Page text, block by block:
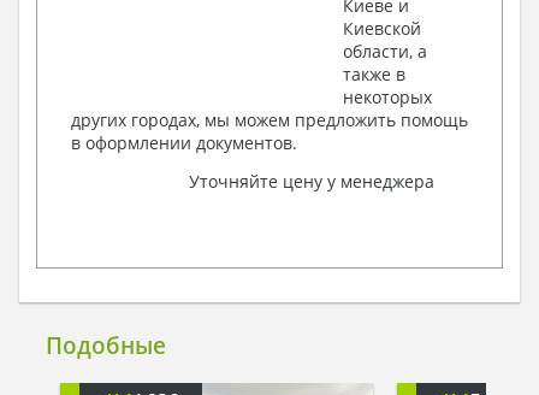
Киеве и
Киевской
области, а
также в
некоторых
других городах, мы можем предложить помощь
в оформлении документов.
Уточняйте цену у менеджера
Подобные